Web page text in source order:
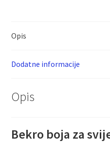
Opis
Dodatne informacije
Opis
Bekro boja za